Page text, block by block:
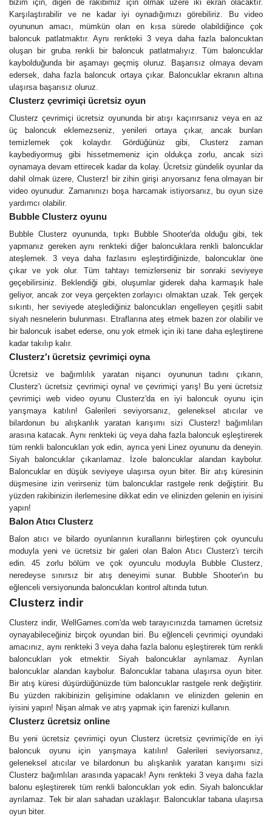
bizim için, diğeri de rakibimiz için olmak üzere iki ekran olacaktır.
Karşılaştırabilir ve ne kadar iyi oynadığımızı görebiliriz. Bu video
oyununun amacı, mümkün olan en kısa sürede olabildiğince çok
baloncuk patlatmaktır. Aynı renkteki 3 veya daha fazla baloncuktan
oluşan bir gruba renkli bir baloncuk patlatmalıyız. Tüm baloncuklar
kaybolduğunda bir aşamayı geçmiş oluruz. Başarısız olmaya devam
edersek, daha fazla baloncuk ortaya çıkar. Baloncuklar ekranın altına
ulaşırsa başarısız oluruz.
Clusterz çevrimiçi ücretsiz oyun
Clusterz çevrimiçi ücretsiz oyununda bir atışı kaçırırsanız veya en az
üç baloncuk eklemezseniz, yenileri ortaya çıkar, ancak bunları
temizlemek çok kolaydır. Gördüğünüz gibi, Clusterz zaman
kaybediyormuş gibi hissetmemeniz için oldukça zorlu, ancak sizi
oynamaya devam ettirecek kadar da kolay. Ücretsiz gündelik oyunlar da
dahil olmak üzere, Clusterz! bir zihin girişi arıyorsanız fena olmayan bir
video oyunudur. Zamanınızı boşa harcamak istiyorsanız, bu oyun size
yardımcı olabilir.
Bubble Сlusterz oyunu
Bubble Сlusterz oyununda, tıpkı Bubble Shooter'da olduğu gibi, tek
yapmanız gereken aynı renkteki diğer baloncuklara renkli baloncuklar
ateşlemek. 3 veya daha fazlasını eşleştirdiğinizde, baloncuklar öne
çıkar ve yok olur. Tüm tahtayı temizlerseniz bir sonraki seviyeye
geçebilirsiniz. Beklendiği gibi, oluşumlar giderek daha karmaşık hale
geliyor, ancak zor veya gerçekten zorlayıcı olmaktan uzak. Tek gerçek
sıkıntı, her seviyede ateşlediğiniz baloncukları engelleyen çeşitli sabit
siyah nesnelerin bulunması. Etraflarına ateş etmek bazen zor olabilir ve
bir baloncuk isabet ederse, onu yok etmek için iki tane daha eşleştirene
kadar takılıp kalır.
Сlusterz'ı ücretsiz çevrimiçi oyna
Ücretsiz ve bağımlılık yaratan nişancı oyununun tadını çıkarın,
Сlusterz'ı ücretsiz çevrimiçi oyna! ve çevrimiçi yarış! Bu yeni ücretsiz
çevrimiçi web video oyunu Clusterz'da en iyi baloncuk oyunu için
yarışmaya katılın! Galerileri seviyorsanız, geleneksel atıcılar ve
bilardonun bu alışkanlık yaratan karışımı sizi Clusterz! bağımlıları
arasına katacak. Aynı renkteki üç veya daha fazla baloncuk eşleştirerek
tüm renkli baloncukları yok edin, ayrıca yeni Linez oyununu da deneyin.
Siyah baloncuklar çıkarılamaz. İzole baloncuklar alandan kaybolur.
Baloncuklar en düşük seviyeye ulaşırsa oyun biter. Bir atış küresinin
düşmesine izin verirseniz tüm baloncuklar rastgele renk değiştirir. Bu
yüzden rakibinizin ilerlemesine dikkat edin ve elinizden gelenin en iyisini
yapın!
Balon Atıcı Clusterz
Balon atıcı ve bilardo oyunlarının kurallarını birleştiren çok oyunculu
moduyla yeni ve ücretsiz bir galeri olan Balon Atıcı Clusterz'ı tercih
edin. 45 zorlu bölüm ve çok oyunculu moduyla Bubble Clusterz,
neredeyse sınırsız bir atış deneyimi sunar. Bubble Shooter'ın bu
eğlenceli versiyonunda baloncukları kontrol altında tutun.
Clusterz indir
Clusterz indir, WellGames.com'da web tarayıcınızda tamamen ücretsiz
oynayabileceğiniz birçok oyundan biri. Bu eğlenceli çevrimiçi oyundaki
amacınız, aynı renkteki 3 veya daha fazla balonu eşleştirerek tüm renkli
baloncukları yok etmektir. Siyah baloncuklar ayrılamaz. Ayrılan
baloncuklar alandan kaybolur. Baloncuklar tabana ulaşırsa oyun biter.
Bir atış küresi düşürdüğünüzde tüm baloncuklar rastgele renk değiştirir.
Bu yüzden rakibinizin gelişimine odaklanın ve elinizden gelenin en
iyisini yapın! Nişan almak ve atış yapmak için farenizi kullanın.
Clusterz ücretsiz online
Bu yeni ücretsiz çevrimiçi oyun Clusterz ücretsiz çevrimiçi'de en iyi
baloncuk oyunu için yarışmaya katılın! Galerileri seviyorsanız,
geleneksel atıcılar ve bilardonun bu alışkanlık yaratan karışımı sizi
Clusterz bağımlıları arasında yapacak! Aynı renkteki 3 veya daha fazla
balonu eşleştirerek tüm renkli baloncukları yok edin. Siyah baloncuklar
ayrılamaz. Tek bir alan sahadan uzaklaşır. Baloncuklar tabana ulaşırsa
oyun biter.